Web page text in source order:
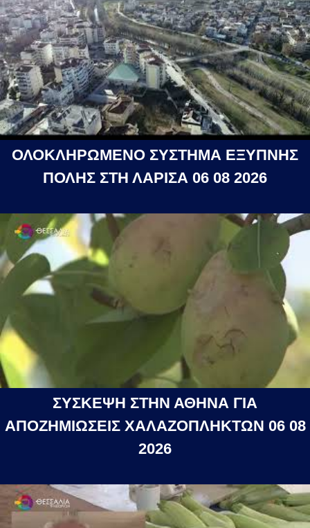
ΟΛΟΚΛΗΡΩΜΕΝΟ ΣΥΣΤΗΜΑ ΕΞΥΠΝΗΣ
ΠΟΛΗΣ ΣΤΗ ΛΑΡΙΣΑ 06 08 2026
ΣΥΣΚΕΨΗ ΣΤΗΝ ΑΘΗΝΑ ΓΙΑ
ΑΠΟΖΗΜΙΩΣΕΙΣ ΧΑΛΑΖΟΠΛΗΚΤΩΝ 06 08
2026